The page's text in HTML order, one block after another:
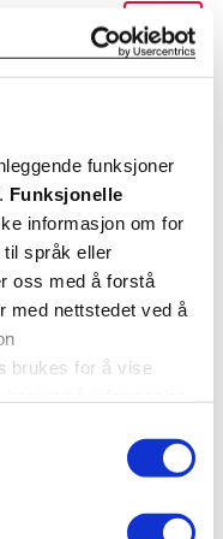
funksjoner
Funksjonelle
informasjon om for
språk eller
oss med å forstå
med nettstedet ved å
brukes for å vise
for barn.
Kjøp
PÅ